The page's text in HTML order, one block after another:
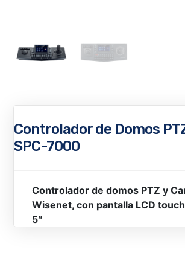
Controlador de Domos
SPC-7000
Controlador de domos PTZ y
Wisenet, con pantalla LCD
5″